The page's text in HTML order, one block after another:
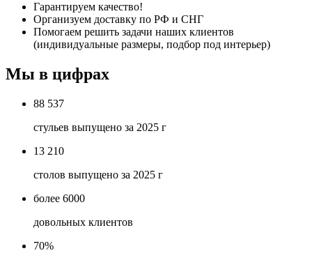
Гарантируем качество!
Организуем доставку по РФ и СНГ
Помогаем решить задачи наших клиентов
(индивидуальные размеры, подбор под интерьер)
Мы в цифрах
88 537
стульев выпущено за 2025 г
13 210
столов выпущено за 2025 г
более 6000
довольных клиентов
70%